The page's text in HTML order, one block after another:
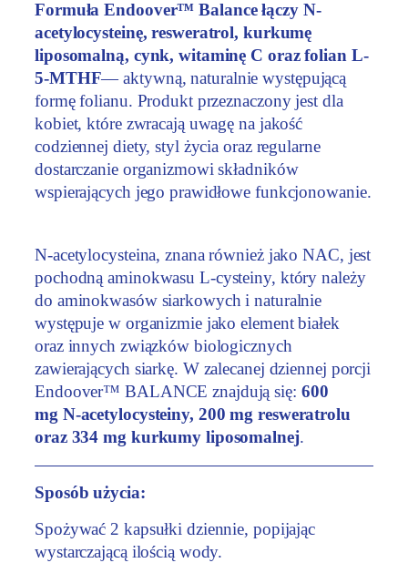
™
B
A
L
A
N
C
E
,
0
a
ł
Formuła Endoover™ Balance łączy N-
acetylocysteinę, resweratrol, kurkumę
liposomalną, cynk, witaminę C oraz folian L-
5-MTHF— aktywną, naturalnie występującą
formę folianu. Produkt przeznaczony jest dla
kobiet, które zwracają uwagę na jakość
codziennej diety, styl życia oraz regularne
dostarczanie organizmowi składników
wspierających jego prawidłowe funkcjonowanie.
N-acetylocysteina, znana również jako NAC, jest
pochodną aminokwasu L-cysteiny, który należy
do aminokwasów siarkowych i naturalnie
występuje w organizmie jako element białek
oraz innych związków biologicznych
zawierających siarkę. W zalecanej dziennej porcji
Endoover™ BALANCE znajdują się: 600
mg N-acetylocysteiny, 200 mg resweratrolu
oraz 334 mg kurkumy liposomalnej.
Sposób użycia:
Spożywać 2 kapsułki dziennie, popijając
wystarczającą ilością wody.